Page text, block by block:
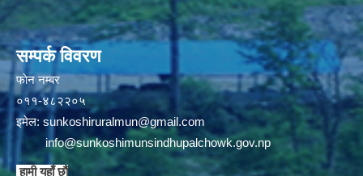
सम्पर्क विवरण
फाेन न‌‍‍‍‌‌म्बर
०११-४८२२०५
इमेल: sunkoshiruralmun@gmail.com
info@sunkoshimunsindhupalchowk.gov.np
हामी यहाँ छाै‌ं